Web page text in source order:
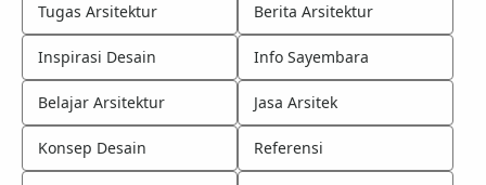
Tugas Arsitektur Berita Arsitektur
Inspirasi Desain Info Sayembara
Belajar Arsitektur Jasa Arsitek
Konsep Desain Referensi